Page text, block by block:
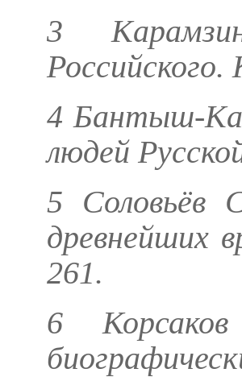
3
4 Бантыш-
людей
5 Соловьёв
древнейших
261.
6